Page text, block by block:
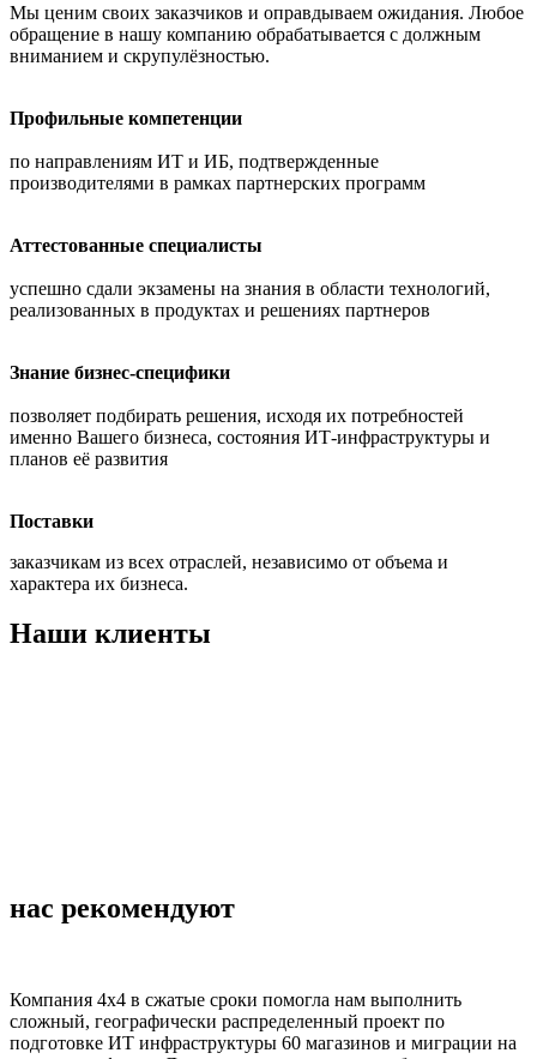
Мы ценим своих заказчиков и оправдываем ожидания. Любое
обращение в нашу компанию обрабатывается с должным
вниманием и скрупулёзностью.
Профильные компетенции
по направлениям ИТ и ИБ, подтвержденные
производителями в рамках партнерских программ
Аттестованные специалисты
успешно сдали экзамены на знания в области технологий,
реализованных в продуктах и решениях партнеров
Знание бизнес-специфики
позволяет подбирать решения, исходя их потребностей
именно Вашего бизнеса, состояния ИТ-инфраструктуры и
планов её развития
Поставки
заказчикам из всех отраслей, независимо от объема и
характера их бизнеса.
Наши клиенты
нас рекомендуют
Компания 4х4 в сжатые сроки помогла нам выполнить
сложный, географически распределенный проект по
подготовке ИТ инфраструктуры 60 магазинов и миграции на